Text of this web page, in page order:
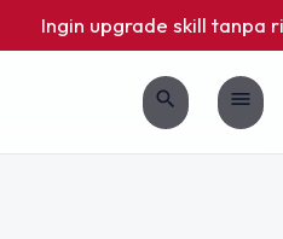
Ingin upgrade skill tanpa
search menu